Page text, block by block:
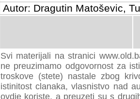
Autor: Dragutin Matoševic,
Svi materijali na stranici
preuzimamo odgovornost za
troskove (stete) nastale zbog
istinitost clanaka, vlasnistvo nad
ovdje koriste, a preuzeti su s